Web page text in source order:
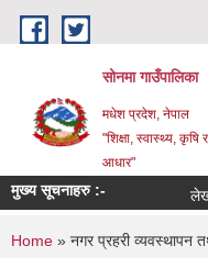
Skip to main content
सोनमा गाउँपालिका
मधेश प्रदेश, नेपाल
"शिक्षा, स्वास्थ्य, कृषि
आधार"
मुख्य सूचनाहरु :-
You are here
Home » नगर प्रहरी व्यवस्थापन